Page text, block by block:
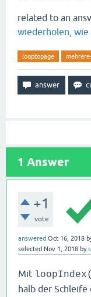
related to an
wiederholen,
looptopage
1 Answer
+1
vote
answered Oct 16, 2018
selected Nov 1, 2018 by
Mit
halb der Schleife